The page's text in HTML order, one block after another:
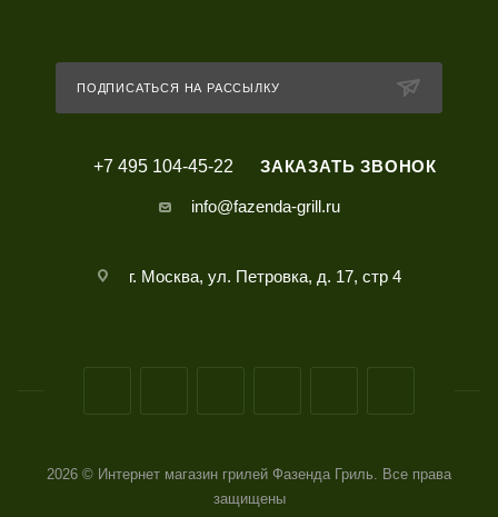
ПОДПИСАТЬСЯ НА РАССЫЛКУ
+7 495 104-45-22 ЗАКАЗАТЬ ЗВОНОК
info@fazenda-grill.ru
г. Москва, ул. Петровка, д. 17, стр 4
2026 © Интернет магазин грилей Фазенда Гриль. Все права
защищены